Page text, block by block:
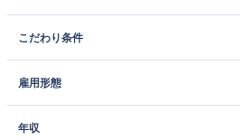
こだわり条件
雇用形態
年収